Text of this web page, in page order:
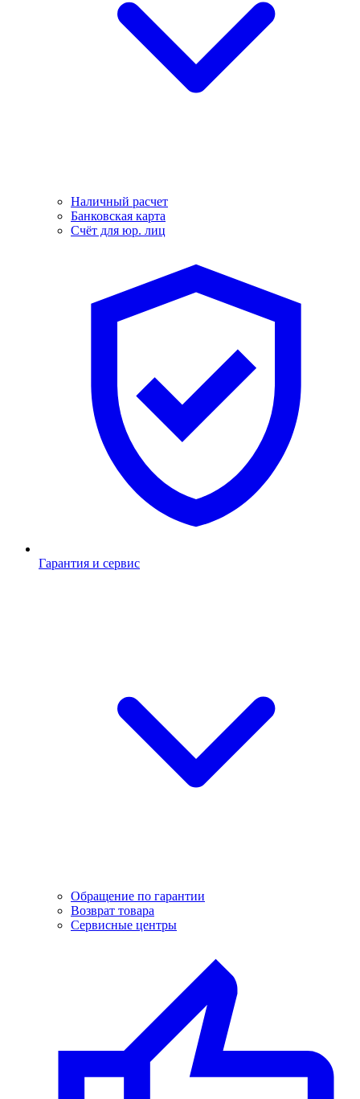
Наличный расчет
Банковская карта
Счёт для юр. лиц
Гарантия и сервис
Обращение по гарантии
Возврат товара
Сервисные центры